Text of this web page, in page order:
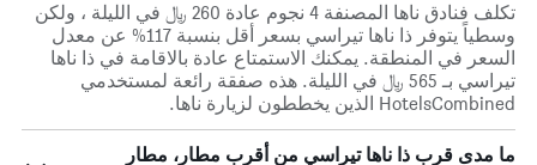
تكلف فنادق ناها المصنفة 4 نجوم عادة 260 ﷼ في الليلة ، ولكن
وسطياً يتوفر ذا ناها تيراسي بسعر أقل بنسبة 117% عن معدل
السعر في المنطقة. يمكنك الاستمتاع عادة بالاقامة في ذا ناها
تيراسي بـ 565 ﷼ في الليلة. هذه صفقة رائعة لمستخدمي
HotelsCombined الذين يخططون لزيارة ناها.
ما مدى قرب ذا ناها تيراسي من أقرب مطار، مطار